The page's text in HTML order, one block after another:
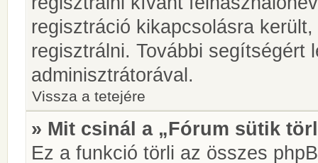
regisztráció kikapcsolásra
regisztrálni. További segítségért
adminisztrátorával.
Vissza a tetejére
» Mit csinál a „Fórum sütik
Ez a funkció törli az összes